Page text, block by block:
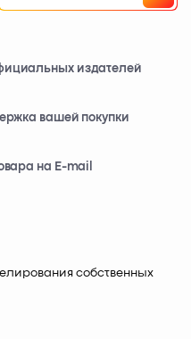
собственных
издателей
вашей покупки
на E-mail